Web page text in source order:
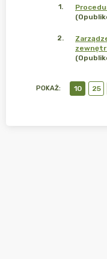
1.
2.
POKAŻ: 10 25